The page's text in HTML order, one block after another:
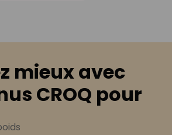
mieux avec
CROQ pour